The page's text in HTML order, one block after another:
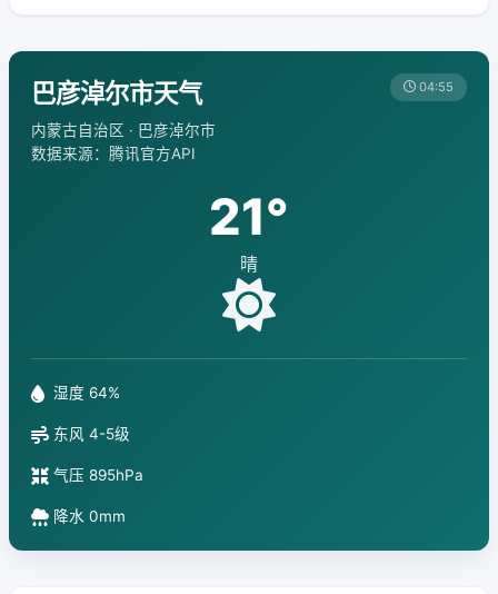
巴彦淖尔市天气
内蒙古自治区 · 巴彦淖尔市
数据来源：腾讯官方API
04:55
21°
晴
湿度 64%
东风 4-5级
气压 895hPa
降水 0mm